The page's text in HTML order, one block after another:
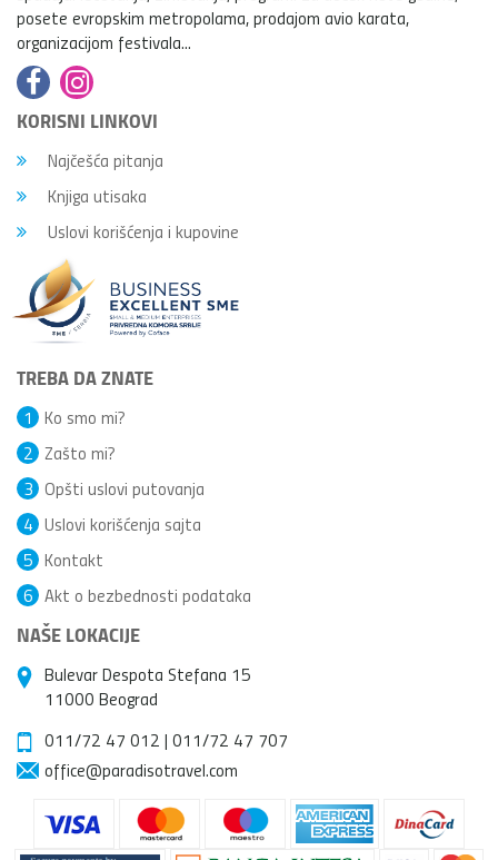
posete evropskim metropolama, prodajom avio karata,
organizacijom festivala...
KORISNI LINKOVI
Najčešća pitanja
Knjiga utisaka
Uslovi korišćenja i kupovine
TREBA DA ZNATE
Ko smo mi?
1
Zašto mi?
2
Opšti uslovi putovanja
3
Uslovi korišćenja sajta
4
Kontakt
5
Akt o bezbednosti podataka
6
NAŠE LOKACIJE
Bulevar Despota Stefana 15
11000 Beograd
011/72 47 012 | 011/72 47 707
office@paradisotravel.com